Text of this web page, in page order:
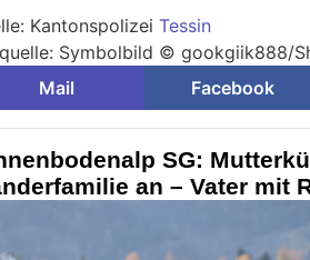
Kantonspolizei Tessin
Symbolbild © gookgiik888/
Mail
Facebook
SG:
an – Vater mit